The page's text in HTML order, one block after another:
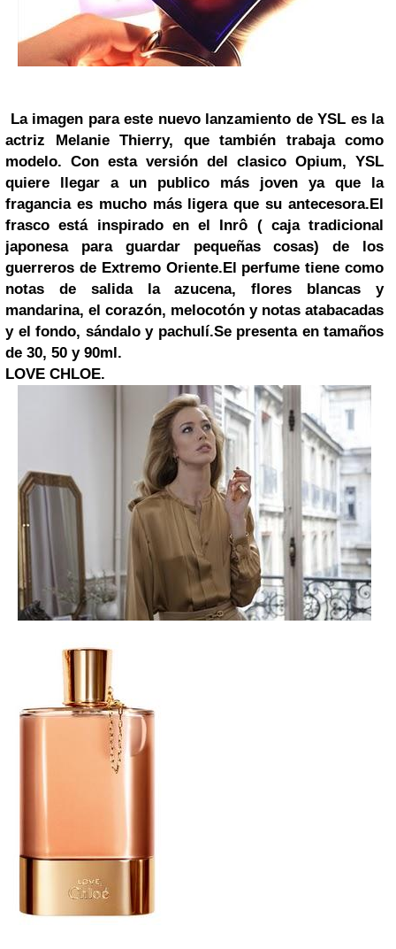
La imagen para este nuevo lanzamiento de YSL es la
actriz Melanie Thierry, que también trabaja como
modelo. Con esta versión del clasico Opium, YSL
quiere llegar a un publico más joven ya que la
fragancia es mucho más ligera que su antecesora.El
frasco está inspirado en el Inrô ( caja tradicional
japonesa para guardar pequeñas cosas) de los
guerreros de Extremo Oriente.El perfume tiene como
notas de salida la azucena, flores blancas y
mandarina, el corazón, melocotón y notas atabacadas
y el fondo, sándalo y pachulí.Se presenta en tamaños
de 30, 50 y 90ml.
LOVE CHLOE.